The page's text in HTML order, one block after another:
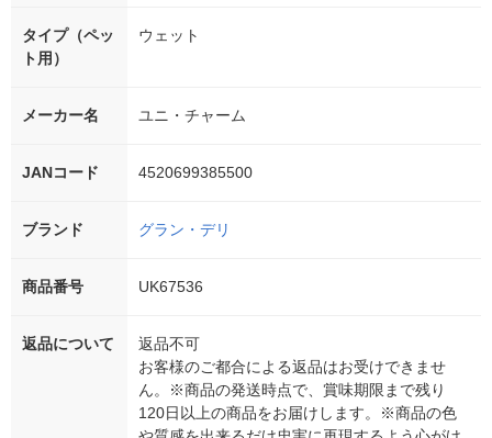
タイプ（ペッ
ト用）
ウェット
メーカー名 ユニ・チャーム
JANコード 4520699385500
ブランド グラン・デリ
商品番号 UK67536
返品について
返品不可
お客様のご都合による返品はお受けできませ
ん。※商品の発送時点で、賞味期限まで残り
120日以上の商品をお届けします。※商品の色